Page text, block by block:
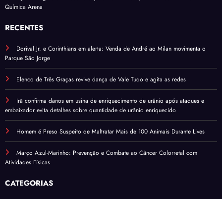
Química Arena
RECENTES
Dorival Jr. e Corinthians em alerta: Venda de André ao Milan movimenta o
Parque São Jorge
Elenco de Três Graças revive dança de Vale Tudo e agita as redes
Irã confirma danos em usina de enriquecimento de urânio após ataques e
embaixador evita detalhes sobre quantidade de urânio enriquecido
Homem é Preso Suspeito de Maltratar Mais de 100 Animais Durante Lives
Março Azul-Marinho: Prevenção e Combate ao Câncer Colorretal com
Atividades Físicas
CATEGORIAS